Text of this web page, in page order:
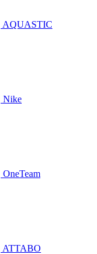
AQUASTIC
Nike
OneTeam
ATTABO